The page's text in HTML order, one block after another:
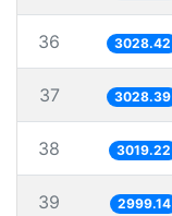
36 3028.42
37 3028.39
38 3019.22
39 2999.14